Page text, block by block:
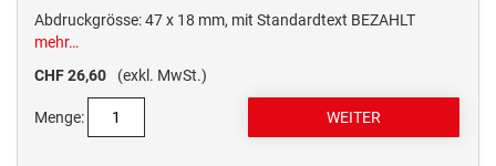
Abdruckgrösse: 47 x 18 mm, mit Standardtext BEZAHLT
mehr…
CHF 26,60
(exkl. MwSt.)
Menge: